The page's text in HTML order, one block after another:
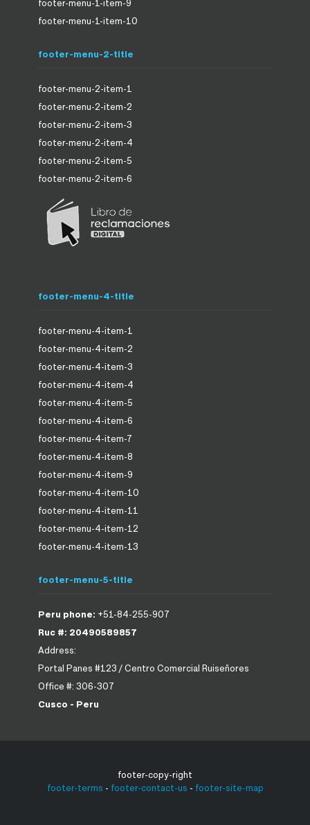
footer-menu-1-item-9
footer-menu-1-item-10
footer-menu-2-title
footer-menu-2-item-1
footer-menu-2-item-2
footer-menu-2-item-3
footer-menu-2-item-4
footer-menu-2-item-5
footer-menu-2-item-6
footer-menu-4-title
footer-menu-4-item-1
footer-menu-4-item-2
footer-menu-4-item-3
footer-menu-4-item-4
footer-menu-4-item-5
footer-menu-4-item-6
footer-menu-4-item-7
footer-menu-4-item-8
footer-menu-4-item-9
footer-menu-4-item-10
footer-menu-4-item-11
footer-menu-4-item-12
footer-menu-4-item-13
footer-menu-5-title
Peru phone: +51-84-255-907
Ruc #: 20490589857
Address:
Portal Panes #123 / Centro Comercial Ruiseñores
Office #: 306-307
Cusco - Peru
footer-copy-right
footer-terms - footer-contact-us - footer-site-map